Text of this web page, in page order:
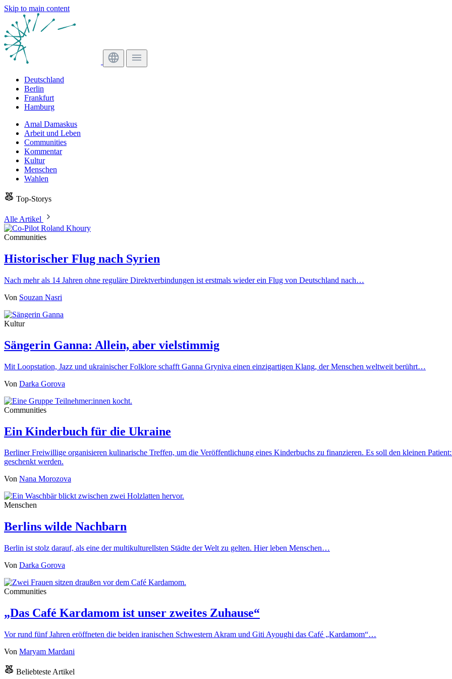
Skip to main content
Deutschland
Berlin
Frankfurt
Hamburg
Amal Damaskus
Arbeit und Leben
Communities
Kommentar
Kultur
Menschen
Wahlen
Top-Storys
Alle Artikel
Communities
Historischer Flug nach Syrien
Nach mehr als 14 Jahren ohne reguläre Direktverbindungen ist erstmals wieder ein Flug von Deutschland nach…
Von Souzan Nasri
Kultur
Sängerin Ganna: Allein, aber vielstimmig
Mit Loopstation, Jazz und ukrainischer Folklore schafft Ganna Gryniva einen einzigartigen Klang, der Menschen weltweit berührt…
Von Darka Gorova
Communities
Ein Kinderbuch für die Ukraine
Berliner Freiwillige organisieren kulinarische Treffen, um die Veröffentlichung eines Kinderbuchs zu finanzieren. Es soll den kleinen
geschenkt werden.
Von Nana Morozova
Menschen
Berlins wilde Nachbarn
Berlin ist stolz darauf, als eine der multikulturellsten Städte der Welt zu gelten. Hier leben Menschen…
Von Darka Gorova
Communities
„Das Café Kardamom ist unser zweites Zuhause“
Vor rund fünf Jahren eröffneten die beiden iranischen Schwestern Akram und Giti Ayoughi das Café „Kardamom“…
Von Maryam Mardani
Beliebteste Artikel